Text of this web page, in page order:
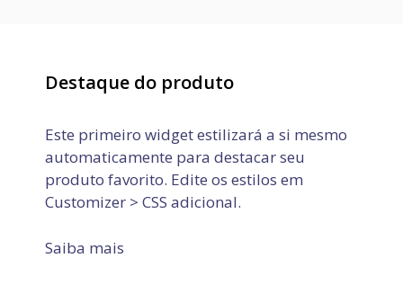
Destaque do produto
Este primeiro widget estilizará a si mesmo
automaticamente para destacar seu
produto favorito. Edite os estilos em
Customizer > CSS adicional.
Saiba mais